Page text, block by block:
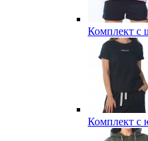
Комплект с
Комплект с